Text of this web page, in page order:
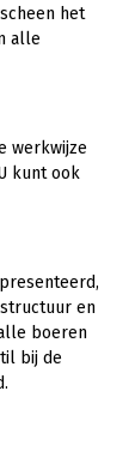
het
alle
werkwijze
kunt ook
en
boeren
bij de